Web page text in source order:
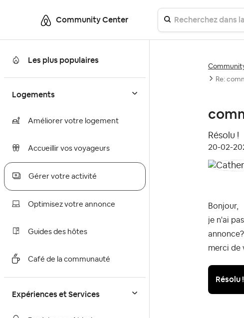
Community Center
Les plus populaires
Logements
Améliorer votre logement
Accueillir vos voyageurs
Gérer votre activité
Optimisez votre annonce
Guides des hôtes
Café de la communauté
Expériences et Services
Re:
Résolu !
‎20-02-
Bonjour,
je n'ai
annonce?
merci de
Résolu !